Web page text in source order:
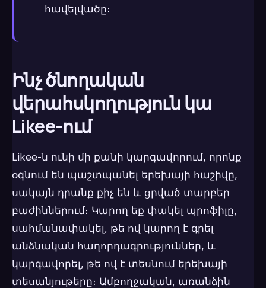
հավելվածը։
Ինչ ծնողական
վերահսկողություն կա
Likee-ում
Likee-ն ունի մի քանի կարգավորում, որոնք
օգնում են պաշտպանել երեխայի հաշիվը,
սակայն դրանք քիչ են և ցրված տարբեր
բաժիններում։ Կարող եք փակել պրոֆիլը,
սահմանափակել, թե ով կարող է գրել
անձնական հաղորդագրություններ, և
կարգավորել, թե ով է տեսնում երեխայի
տեսանյութերը։ Ամբողջական, առանձին